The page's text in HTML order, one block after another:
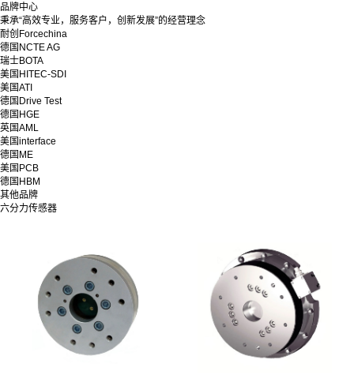
品牌中心
秉承“高效专业，服务客户，创新发展”的经营理念
耐创Forcechina
德国NCTE AG
瑞士BOTA
美国HITEC-SDI
美国ATI
德国Drive Test
德国HGE
英国AML
美国interface
德国ME
美国PCB
德国HBM
其他品牌
六分力传感器